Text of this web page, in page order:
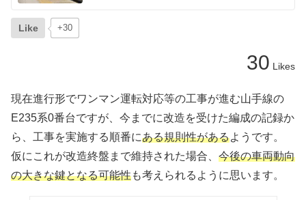
Like +30
30 Likes
現在進行形でワンマン運転対応等の工事が進む山手線の
E235系0番台ですが、今までに改造を受けた編成の記録か
ら、工事を実施する順番にある規則性があるようです。
仮にこれが改造終盤まで維持された場合、 今後の車両動向
の大きな鍵となる可能性も考えられるように思います。